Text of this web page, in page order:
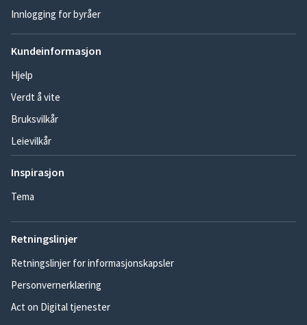
Innlogging for byråer
Kundeinformasjon
Hjelp
Verdt å vite
Bruksvilkår
Leievilkår
Inspirasjon
Tema
Retningslinjer
Retningslinjer for informasjonskapsler
Personvernerklæring
Act on Digital tjenester